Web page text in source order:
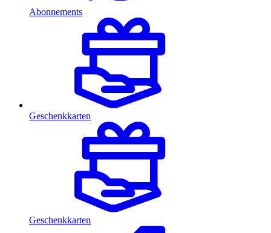
Abonnements
Geschenkkarten
Geschenkkarten